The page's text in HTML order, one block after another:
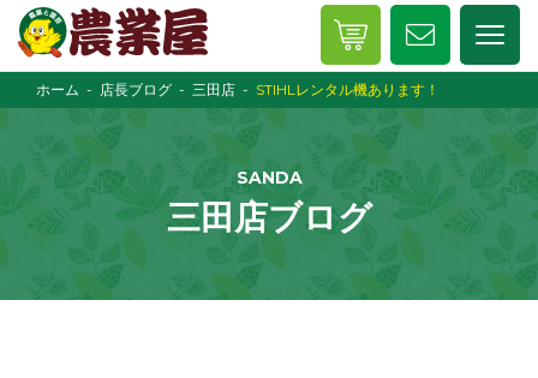
ホーム 店長ブログ 三田店 STIHLレンタル機あります！
SANDA
三田店ブログ